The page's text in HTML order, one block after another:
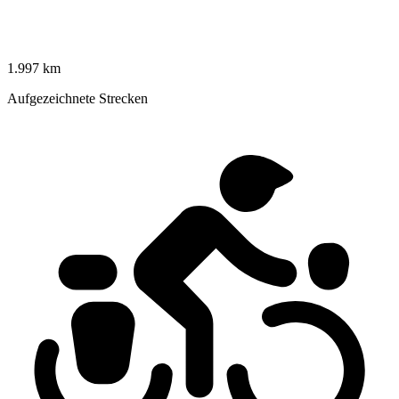
1.997 km
Aufgezeichnete Strecken